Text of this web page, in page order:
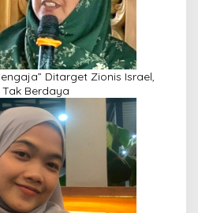
Ditarget Zionis Israel,
Tak Berdaya